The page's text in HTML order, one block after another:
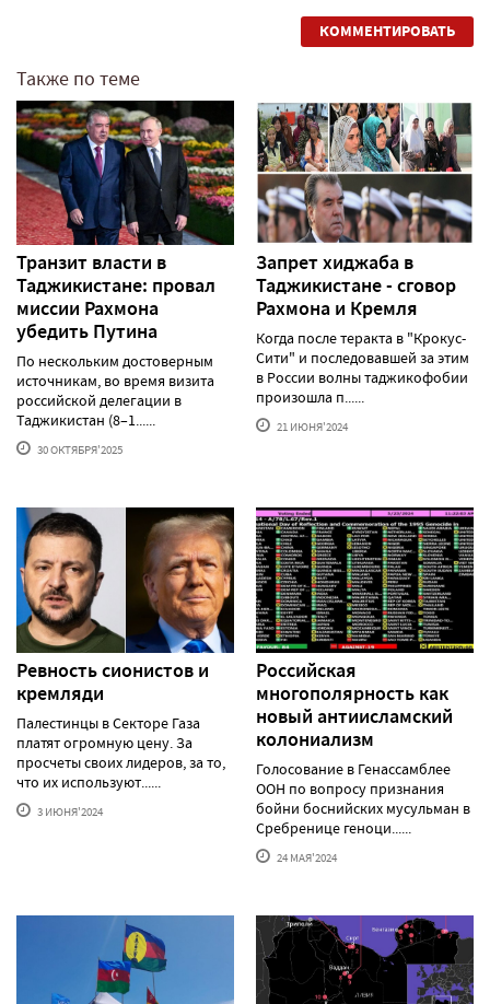
КОММЕНТИРОВАТЬ
Также по теме
Транзит власти в
Таджикистане: провал
миссии Рахмона
убедить Путина
По нескольким достоверным
источникам, во время визита
российской делегации в
Таджикистан (8–1......
30 ОКТЯБРЯ'2025
Запрет хиджаба в
Таджикистане - сговор
Рахмона и Кремля
Когда после теракта в "Крокус-
Сити" и последовавшей за этим
в России волны таджикофобии
произошла п......
21 ИЮНЯ'2024
Ревность сионистов и
кремляди
Палестинцы в Секторе Газа
платят огромную цену. За
просчеты своих лидеров, за то,
что их используют......
3 ИЮНЯ'2024
Российская
многополярность как
новый антиисламский
колониализм
Голосование в Генассамблее
ООН по вопросу признания
бойни боснийских мусульман в
Сребренице геноци......
24 МАЯ'2024